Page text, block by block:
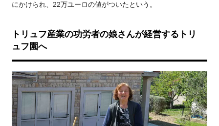
にかけられ、22万ユーロの値がついたという。
トリュフ産業の功労者の娘さんが経営するトリ
ュフ園へ